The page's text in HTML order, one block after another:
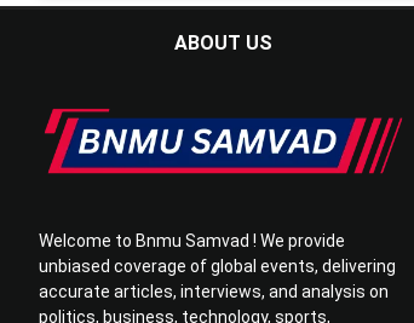
ABOUT US
Welcome to Bnmu Samvad ! We provide
unbiased coverage of global events, delivering
accurate articles, interviews, and analysis on
politics, business, technology, sports,